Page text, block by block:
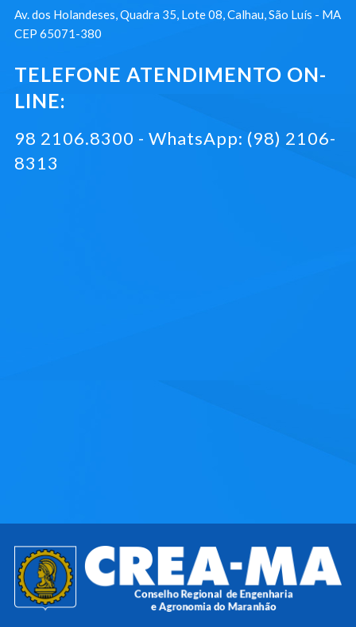
Av. dos Holandeses, Quadra 35, Lote 08, Calhau, São Luís - MA
CEP 65071-380
TELEFONE ATENDIMENTO ON-
LINE:
98 2106.8300 - WhatsApp: (98) 2106-
8313